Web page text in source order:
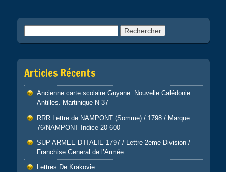
Articles Récents
Ancienne carte scolaire Guyane. Nouvelle Calédonie.
Antilles. Martinique N 37
RRR Lettre de NAMPONT (Somme) / 1798 / Marque
76/NAMPONT Indice 20 600
SUP ARMEE D’ITALIE 1797 / Lettre 2eme Division /
Franchise General de l’Armée
Lettres De Krakovie